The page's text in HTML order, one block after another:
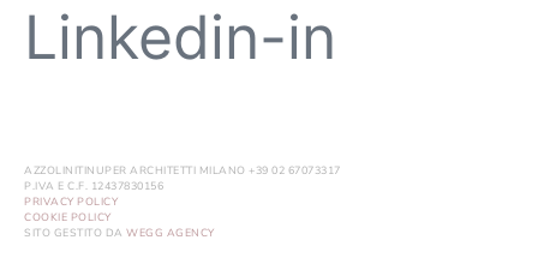
Linkedin-in
AZZOLINITINUPER ARCHITETTI MILANO +39 02 67073317
P.IVA E C.F. 12437830156
PRIVACY POLICY
COOKIE POLICY
SITO GESTITO DA WEGG AGENCY